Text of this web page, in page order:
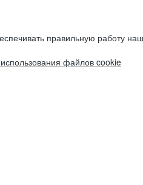
правильную работу
файлов cookie